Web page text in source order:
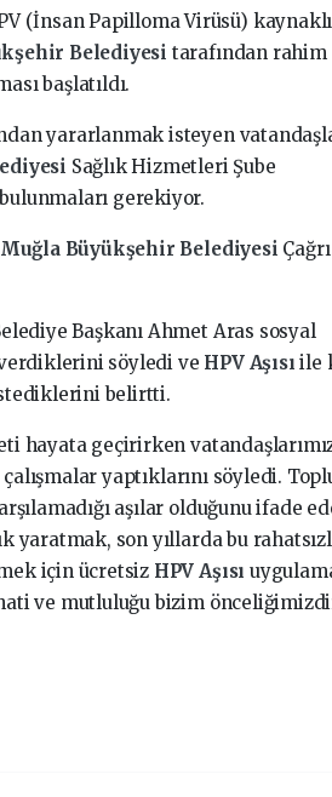
(İnsan Papilloma Virüsü)
Belediyesi tarafından rahim
başlatıldı.
yararlanmak isteyen
Sağlık Hizmetleri Şube
gerekiyor.
Muğla Büyükşehir Belediyesi Çağrı
Başkanı Ahmet Aras sosyal
söyledi ve HPV Aşısıile
belirtti.
hayata geçirirken
yaptıklarını söyledi.
aşılar olduğunu ifade
yaratmak, son yıllarda bu
için ücretsiz HPV Aşısı
ve mutluluğu bizim